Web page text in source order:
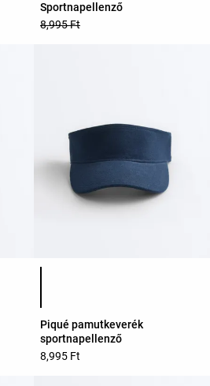
Sportnapellenző
8,995 Ft
Piqué pamutkeverék
sportnapellenző
8,995 Ft